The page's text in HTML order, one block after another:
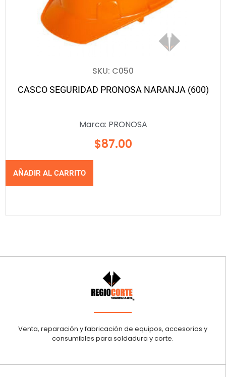
SKU: C050
CASCO SEGURIDAD PRONOSA NARANJA (600)
Marca: PRONOSA
$87.00
AÑADIR AL CARRITO
Venta, reparación y fabricación de equipos, accesorios y
consumibles para soldadura y corte.